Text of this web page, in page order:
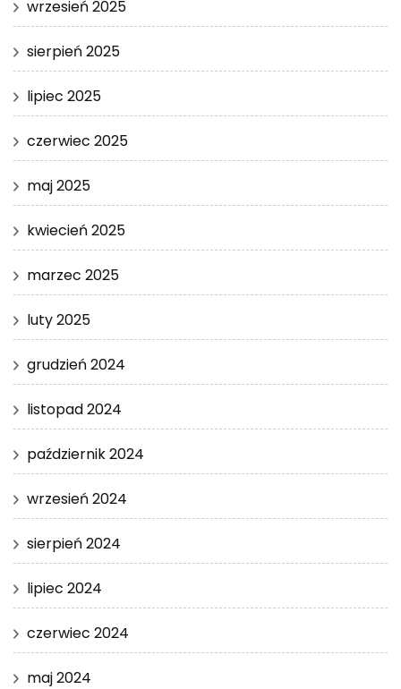
wrzesień 2025
sierpień 2025
lipiec 2025
czerwiec 2025
maj 2025
kwiecień 2025
marzec 2025
luty 2025
grudzień 2024
listopad 2024
październik 2024
wrzesień 2024
sierpień 2024
lipiec 2024
czerwiec 2024
maj 2024